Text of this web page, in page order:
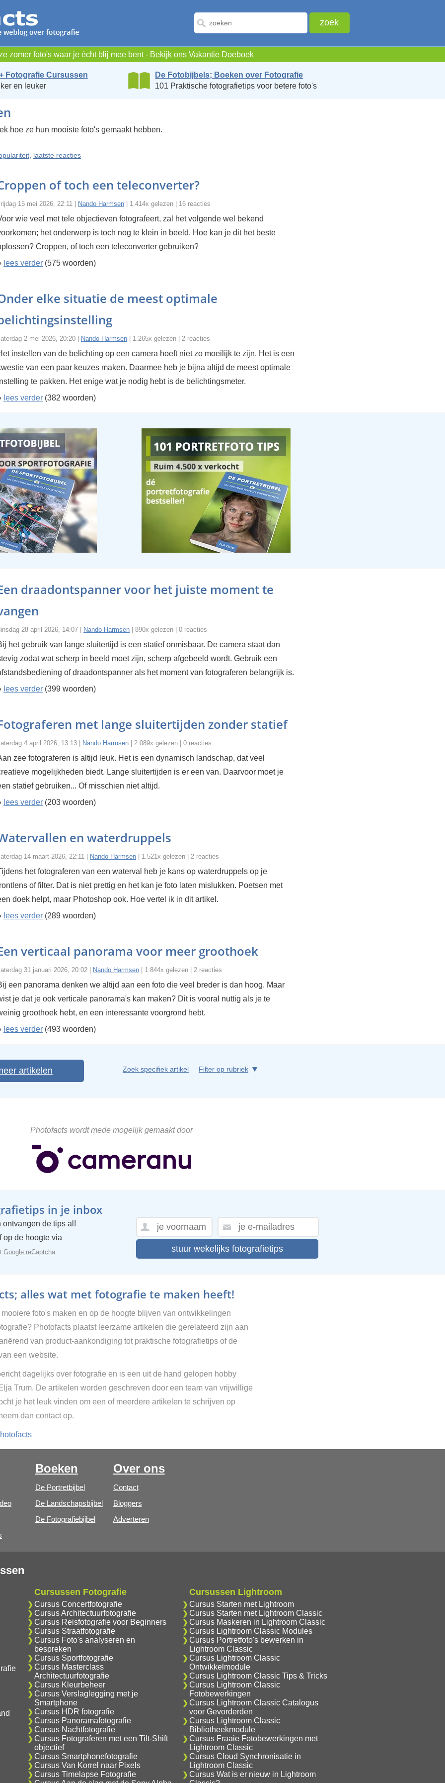
zomer foto's waar je écht blij mee bent - Bekijk ons Vakantie Doeboek
Fotografie Cursussen
en leuker
De Fotobijbels; Boeken over Fotografie
101 Praktische fotografietips voor betere foto's
hoe ze hun mooiste foto's gemaakt hebben.
laatste reacties
of toch een teleconverter?
15 mei 2026, 22:11 | Nando Harmsen | 1.414x gelezen | 16 reacties
wie veel met tele objectieven fotografeert, zal het volgende wel bekend
het onderwerp is toch nog te klein in beeld. Hoe kan je dit het beste
Croppen, of toch een teleconverter gebruiken?
lees verder (575 woorden)
elke situatie de meest optimale
2 mei 2026, 20:20 | Nando Harmsen | 1.265x gelezen | 2 reacties
instellen van de belichting op een camera hoeft niet zo moeilijk te zijn. Het is een
van een paar keuzes maken. Daarmee heb je bijna altijd de meest optimale
te pakken. Het enige wat je nodig hebt is de belichtingsmeter.
lees verder (382 woorden)
draadontspanner voor het juiste moment te
28 april 2026, 14:07 | Nando Harmsen | 890x gelezen | 0 reacties
het gebruik van lange sluitertijd is een statief onmisbaar. De camera staat dan
zodat wat scherp in beeld moet zijn, scherp afgebeeld wordt. Gebruik een
of draadontspanner als het moment van fotograferen belangrijk is.
lees verder (399 woorden)
met lange sluitertijden zonder statief
4 april 2026, 13:13 | Nando Harmsen | 2.089x gelezen | 0 reacties
zee fotograferen is altijd leuk. Het is een dynamisch landschap, dat veel
mogelijkheden biedt. Lange sluitertijden is er een van. Daarvoor moet je
statief gebruiken... Of misschien niet altijd.
lees verder (203 woorden)
en waterdruppels
14 maart 2026, 22:11 | Nando Harmsen | 1.521x gelezen | 2 reacties
het fotograferen van een waterval heb je kans op waterdruppels op je
of filter. Dat is niet prettig en het kan je foto laten mislukken. Poetsen met
doek helpt, maar Photoshop ook. Hoe vertel ik in dit artikel.
lees verder (289 woorden)
verticaal panorama voor meer groothoek
31 januari 2026, 20:02 | Nando Harmsen | 1.844x gelezen | 2 reacties
een panorama denken we altijd aan een foto die veel breder is dan hoog. Maar
je dat je ook verticale panorama's kan maken? Dit is vooral nuttig als je te
groothoek hebt, en een interessante voorgrond hebt.
lees verder (493 woorden)
artikelen Zoek specifiek artikel Filter op rubriek
Photofacts wordt mede mogelijk gemaakt door
in je inbox
de tips al!
op de hoogte via
Google reCaptcha. stuur wekelijks fotografietips
alles wat met fotografie te maken heeft!
foto's maken en op de hoogte blijven van ontwikkelingen
Photofacts plaatst leerzame artikelen die gerelateerd zijn aan
van product-aankondiging tot praktische fotografietips of de
een website.
dagelijks over fotografie en is een uit de hand gelopen hobby
Trum. De artikelen worden geschreven door een team van vrijwillige
je het leuk vinden om een of meerdere artikelen te schrijven op
dan contact op.
Boeken
De Portretbijbel
De Landschapsbijbel
De Fotografiebijbel
Over ons
Contact
Bloggers
Adverteren
Cursussen Fotografie
Cursus Concertfotografie
Cursus Architectuurfotografie
Cursus Reisfotografie voor Beginners
Cursus Straatfotografie
Cursus Foto's analyseren en
bespreken
Cursus Sportfotografie
Cursus Masterclass
Architectuurfotografie
Cursus Kleurbeheer
Cursus Verslaglegging met je
Smartphone
Cursus HDR fotografie
Cursus Panoramafotografie
Cursus Nachtfotografie
Cursus Fotograferen met een Tilt-Shift
objectief
Cursus Smartphonefotografie
Cursus Van Korrel naar Pixels
Cursus Timelapse Fotografie
Cursussen Lightroom
Cursus Starten met Lightroom
Cursus Starten met Lightroom Classic
Cursus Maskeren in Lightroom Classic
Cursus Lightroom Classic Modules
Cursus Portretfoto's bewerken in
Lightroom Classic
Cursus Lightroom Classic
Ontwikkelmodule
Cursus Lightroom Classic Tips & Tricks
Cursus Lightroom Classic
Fotobewerkingen
Cursus Lightroom Classic Catalogus
voor Gevorderden
Cursus Lightroom Classic
Bibliotheekmodule
Cursus Fraaie Fotobewerkingen met
Lightroom Classic
Cursus Cloud Synchronisatie in
Lightroom Classic
Cursus Wat is er nieuw in Lightroom